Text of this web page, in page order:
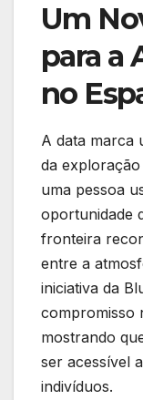
Um
para a
no
A data marca
da
uma pessoa
oportunidade
fronteira
entre a
iniciativa da
compromisso
mostrando
ser acessível
indivíduos.